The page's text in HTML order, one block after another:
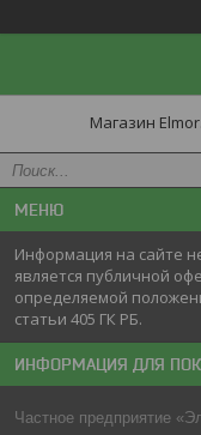
Магазин
Информация на сайте
является публичной
определяемой
статьи 405 ГК РБ.
ИНФОРМАЦИЯ ДЛЯ
Частное предприятие